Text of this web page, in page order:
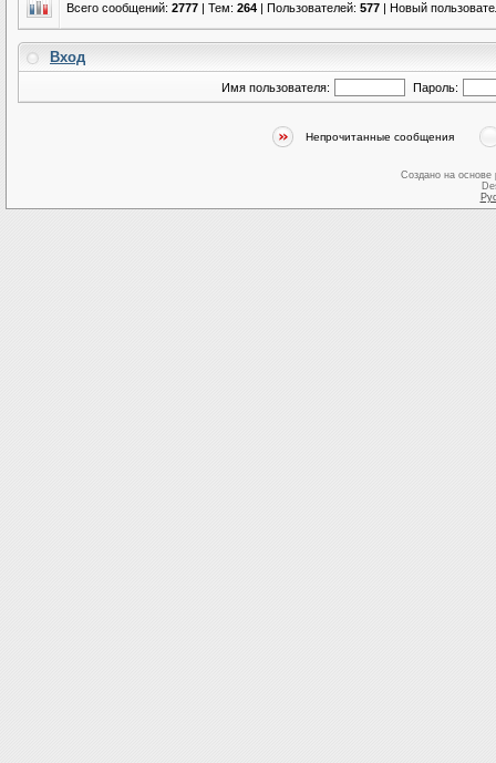
Всего сообщений: 2777 | Тем: 264 | Пользователей: 577 | Новый
Вход
Имя пользователя: Пароль:
Непрочитанные сообщения
Создано на основе